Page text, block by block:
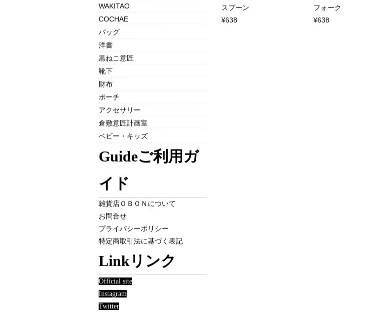
スプーン
¥638
フォーク
¥638
WAKITAO
COCHAE
バッグ
洋書
黒ねこ意匠
靴下
財布
ポーチ
アクセサリー
倉敷意匠計画室
ベビー・キッズ
Guideご利用ガ
イド
雑貨店ＯＢＯＮについて
お問合せ
プライバシーポリシー
特定商取引法に基づく表記
Link リンク
Official site
Instagram
Twitter